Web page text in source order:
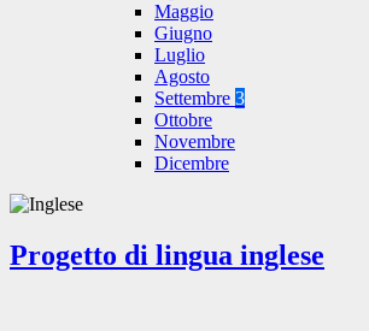
Maggio
Giugno
Luglio
Agosto
Settembre 3
Ottobre
Novembre
Dicembre
Progetto di lingua inglese